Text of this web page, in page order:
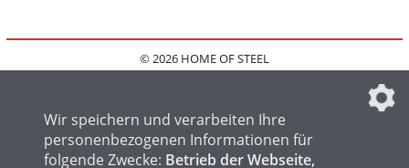
© 2026 HOME OF STEEL
IMPRESSUM
FAQ
DATENSCHUTZEINSTELLUNGEN
Wir speichern und verarbeiten Ihre
personenbezogenen Informationen für
folgende Zwecke: Betrieb der Webseite,